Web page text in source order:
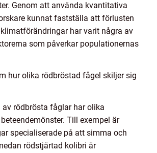
Genom att använda kvantitativa
kunnat fastställa att förlusten
har varit några av
som påverkar populationernas
hur olika rödbröstad fågel skiljer sig
av rödbrösta fåglar har olika
Till exempel är
specialiserade på att simma och
rödstjärtad kolibri är